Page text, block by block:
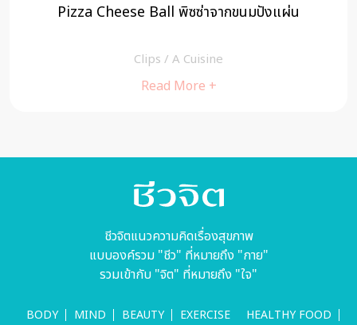
Pizza Cheese Ball พิซซ่าจากขนมปังแผ่น
Clips / A Cuisine
Read More +
ชีวจิตแนวความคิดเรื่องสุขภาพ
แบบองค์รวม "ชีว" ที่หมายถึง "กาย"
รวมเข้ากับ "จิต" ที่หมายถึง "ใจ"
BODY MIND BEAUTY EXERCISE HEALTHY FOOD